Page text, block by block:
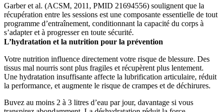
Garber et al. (ACSM, 2011, PMID 21694556) soulignent que la
récupération entre les sessions est une composante essentielle de tout
programme d’entraînement, conditionnant la capacité du corps à
s’adapter et à progresser en toute sécurité.
L’hydratation et la nutrition pour la prévention
Votre nutrition influence directement votre risque de blessure. Des
tissus mal nourris sont plus fragiles et récupèrent plus lentement.
Une hydratation insuffisante affecte la lubrification articulaire, réduit
la performance, et augmente le risque de crampes et de déchirures.
Buvez au moins 2 à 3 litres d’eau par jour, davantage si vous